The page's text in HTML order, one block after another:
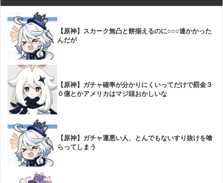
【原神】スカーク無凸と餅揃えるのに○○○連かかった
んだが
【原神】ガチャ確率が分かりにくいってだけで罰金３
０億とかアメリカはマジ頭おかしいな
【原神】ガチャ運悪い人、とんでもないすり抜けを喰
らってしまう